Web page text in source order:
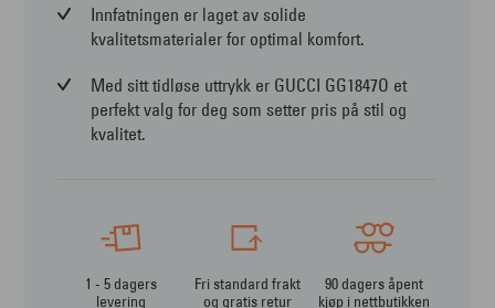
Innfatningen er laget av solide
kvalitetsmaterialer for optimal komfort.
Med sitt tidløse uttrykk er GUCCI GG1847O et
perfekt valg for deg som setter pris på stil og
kvalitet.
1 - 5 dagers
levering
Fri standard frakt
og gratis retur
90 dagers åpent
kjøp i nettbutikken